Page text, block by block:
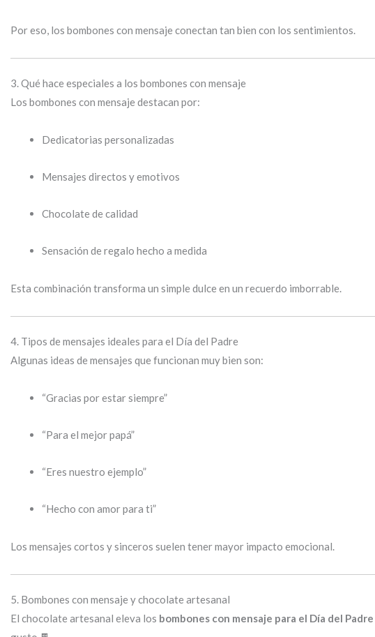
Por eso, los bombones con mensaje conectan tan bien con los sentimientos.
3. Qué hace especiales a los bombones con mensaje
Los bombones con mensaje destacan por:
Dedicatorias personalizadas
Mensajes directos y emotivos
Chocolate de calidad
Sensación de regalo hecho a medida
Esta combinación transforma un simple dulce en un recuerdo imborrable.
4. Tipos de mensajes ideales para el Día del Padre
Algunas ideas de mensajes que funcionan muy bien son:
“Gracias por estar siempre”
“Para el mejor papá”
“Eres nuestro ejemplo”
“Hecho con amor para ti”
Los mensajes cortos y sinceros suelen tener mayor impacto emocional.
5. Bombones con mensaje y chocolate artesanal
El chocolate artesanal eleva los bombones con mensaje para el Día del Padre